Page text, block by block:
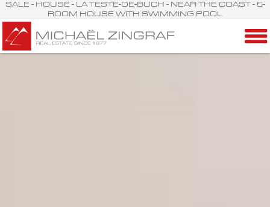
SALE - HOUSE - LA TESTE-DE-BUCH - NEAR THE COAST - 5-
ROOM HOUSE WITH SWIMMING POOL